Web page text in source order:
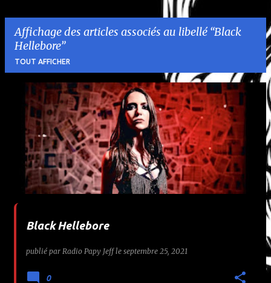
Affichage des articles associés au libellé Black
Hellebore
TOUT AFFICHER
Black Hellebore
publié par Radio Papy Jeff le septembre 25, 2021
0